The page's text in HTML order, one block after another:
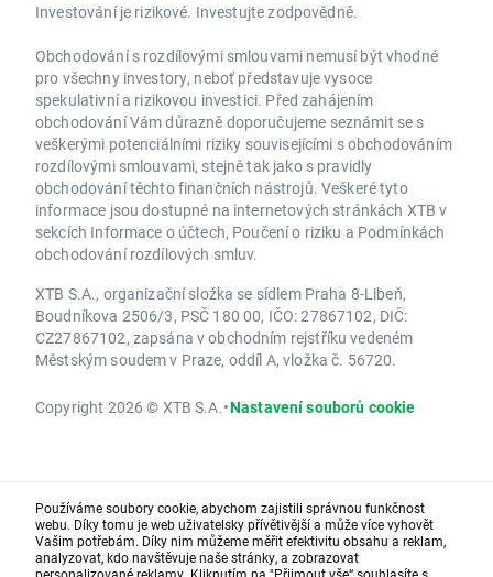
Investování je rizikové. Investujte zodpovědně.
Obchodování s rozdílovými smlouvami nemusí být vhodné
pro všechny investory, neboť představuje vysoce
spekulativní a rizikovou investici. Před zahájením
obchodování Vám důrazně doporučujeme seznámit se s
veškerými potenciálními riziky souvisejícími s obchodováním
rozdílovými smlouvami, stejně tak jako s pravidly
obchodování těchto finančních nástrojů. Veškeré tyto
informace jsou dostupné na internetových stránkách XTB v
sekcích Informace o účtech, Poučení o riziku a Podmínkách
obchodování rozdílových smluv.
XTB S.A., organizační složka se sídlem Praha 8-Libeň,
Boudníkova 2506/3, PSČ 180 00, IČO: 27867102, DIČ:
CZ27867102, zapsána v obchodním rejstříku vedeném
Městským soudem v Praze, oddíl A, vložka č. 56720.
Copyright 2026 © XTB S.A.•Nastavení souborů cookie
Používáme soubory cookie, abychom zajistili správnou funkčnost
webu. Díky tomu je web uživatelsky přívětivější a může více vyhovět
Vašim potřebám. Díky nim můžeme měřit efektivitu obsahu a reklam,
analyzovat, kdo navštěvuje naše stránky, a zobrazovat